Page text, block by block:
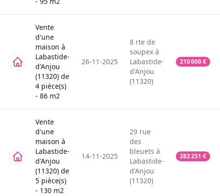
Vente
d'une
maison à
Labastide-
d'Anjou
(11320) de
4 pièce(s)
- 86 m2
26-11-2025
8 rte de
soupex à
Labastide-
d'Anjou
(11320)
210 000€
Vente
d'une
maison à
Labastide-
d'Anjou
(11320) de
5 pièce(s)
- 130 m2
14-11-2025
29 rue
des
bleuets à
Labastide-
d'Anjou
(11320)
282 251 €